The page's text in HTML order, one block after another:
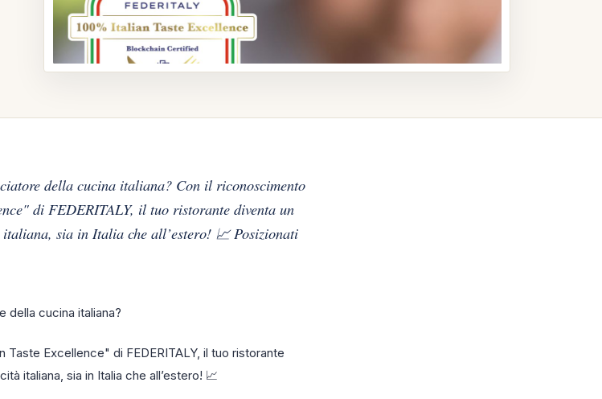
della cucina italiana? Con il riconoscimento
di FEDERITALY, il tuo ristorante diventa un
sia in Italia che all’estero! 📈 Posizionati
della cucina italiana?
Taste Excellence" di FEDERITALY, il tuo ristorante
italiana, sia in Italia che all’estero! 📈